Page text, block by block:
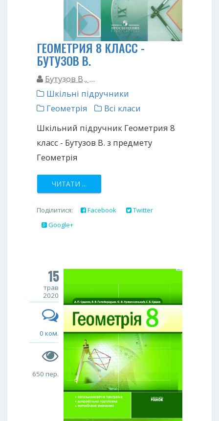
ГЕОМЕТРИЯ 8 КЛАСС -
БУТУЗОВ В.
Бутузов В., ...
Шкільні підручники
Геометрія
Всі класи
Шкільний підручник Геометрия 8
класс - Бутузов В. з предмету
Геометрія
ЧИТАТИ ...
Поділитися: Facebook
Twitter
Google+
15
трав
2020
0 ком.
650 пер.